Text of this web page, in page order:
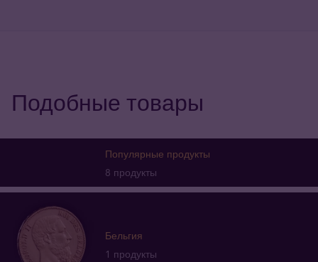
Подобные товары
Популярные продукты
8 продукты
Бельгия
1 продукты